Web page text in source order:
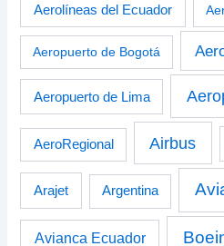
Aerolíneas del Ecuador
Aeropuerto de Bogotá
Aeropuerto de Lima
AeroRegional Airbus
Arajet Argentina
Avianca Ecuador